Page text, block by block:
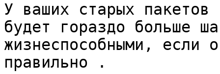
У ваших старых
будет гораздо больше
жизнеспособными, если
правильно .